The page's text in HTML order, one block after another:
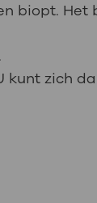
biopt.
zich